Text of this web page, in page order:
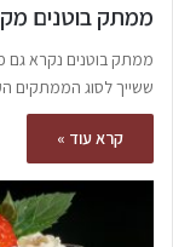
ממתק בוטנים
ששייך לסוג הממתקים
קרא עוד »